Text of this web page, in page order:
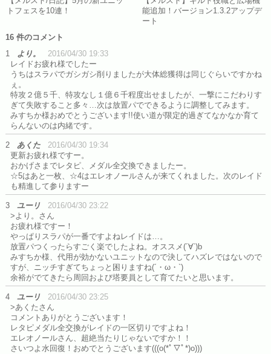
トフェスを10連！
能追加！バージョン1.3.2アップデ
ート
16 件のコメント
1
より。
2016/04/30 19:33
レイドお疲れ様でしたー
うちはスラパでガシガシ削りましたが大体総獲得は同じぐらいですかね
ぇ。
特攻２億５千、特攻なし１億６千程度出せましたが、一撃にこだわりす
ぎて失敗すること多々…次は放置パでできるように調整してみます。
みすちか様おめでとうございます!!使い道が限定的過ぎてなかなか育て
らんないのは内緒です。
2 あくた
2016/04/30 19:34
更新お疲れ様ですー。
おかげさまでレタピ、メダル全交換できましたー。
☆5はあと一枚、☆4はエレオノールさんが来てくれました。次のレイド
も精進して参りますー
3 ユーリ
2016/04/30 23:22
>より。さん
お疲れ様ですー！
やっぱりスラパが一番ですよねレイドは…。
放置パつくったらすごく楽でしたよね。オススメ(´∀`)b
みすちか様、代用が効かないユニットなので決してハズレではないので
すが、ニッチすぎてちょっと困りますね(´・ω・`)
余裕がでてきたら周回および塔要員として育てたいと思います。
4 ユーリ
2016/04/30 23:25
>あくたさん
コメントありがとうございます！
レタピメダル全交換がレイドの一区切りですよね！
エレオノールさん、超絶当たりじゃないですか！！
さいつよ水回復！おめでとうございます(((o(*ﾟ▽ﾟ*)o)))